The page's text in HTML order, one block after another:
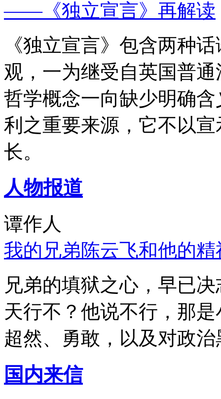
——《独立宣言》再解读
《独立宣言》包含两种
观，一为继受自英国普
哲学概念一向缺少明确
利之重要来源，它不以
长。
人物报道
谭作人
我的兄弟陈云飞和他的
兄弟的填狱之心，早已
天行不？他说不行，那
超然、勇敢，以及对政
国内来信